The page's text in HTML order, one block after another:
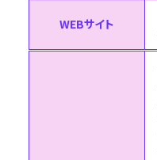
WEBサイト